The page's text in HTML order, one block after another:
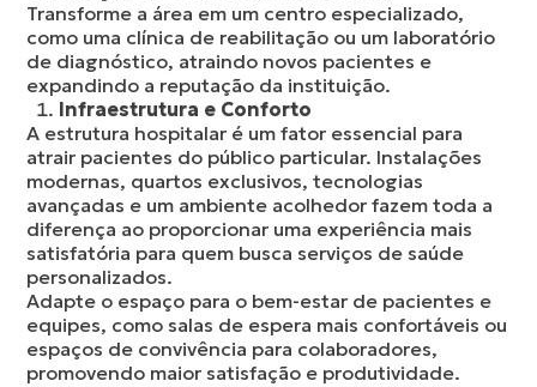
Transforme a área em um centro especializado,
como uma clínica de reabilitação ou um laboratório
de diagnóstico, atraindo novos pacientes e
expandindo a reputação da instituição.
Infraestrutura e Conforto
A estrutura hospitalar é um fator essencial para
atrair pacientes do público particular. Instalações
modernas, quartos exclusivos, tecnologias
avançadas e um ambiente acolhedor fazem toda a
diferença ao proporcionar uma experiência mais
satisfatória para quem busca serviços de saúde
personalizados.
Adapte o espaço para o bem-estar de pacientes e
equipes, como salas de espera mais confortáveis ou
espaços de convivência para colaboradores,
promovendo maior satisfação e produtividade.